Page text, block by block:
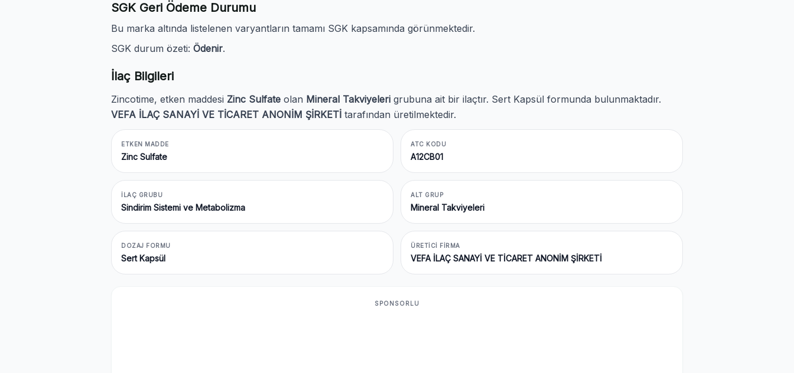
SGK Geri Ödeme Durumu
Bu marka altında listelenen varyantların tamamı SGK kapsamında görünmektedir.
SGK durum özeti: Ödenir.
İlaç Bilgileri
Zincotime, etken maddesi Zinc Sulfate olan Mineral Takviyeleri grubuna ait bir ilaçtır. Sert Kapsül formunda bulunmaktadır.
VEFA İLAÇ SANAYİ VE TİCARET ANONİM ŞİRKETİ tarafından üretilmektedir.
ETKEN MADDE
Zinc Sulfate
ATC KODU
A12CB01
İLAÇ GRUBU
Sindirim Sistemi ve Metabolizma
ALT GRUP
Mineral Takviyeleri
DOZAJ FORMU
Sert Kapsül
ÜRETICI FIRMA
VEFA İLAÇ SANAYİ VE TİCARET ANONİM ŞİRKETİ
SPONSORLU